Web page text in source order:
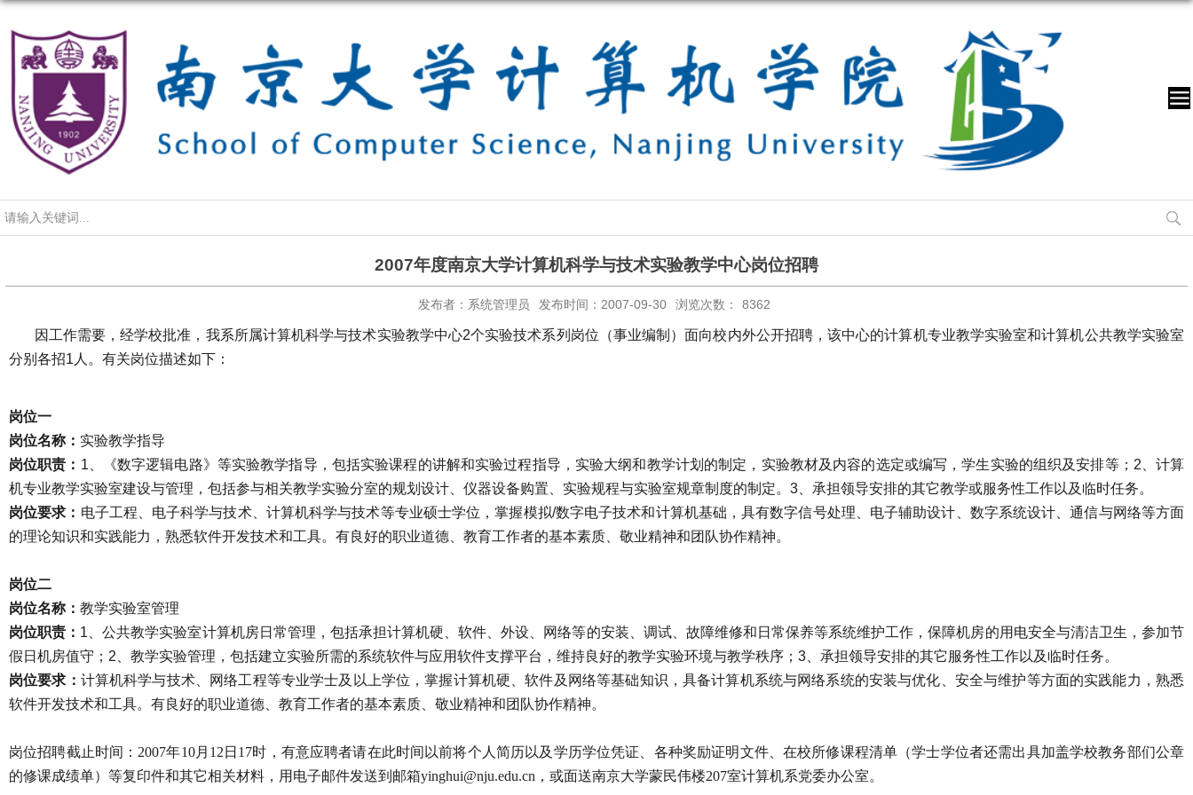
导航
2007年度南京大学计算机科学与技术实验教学中心岗位招聘
发布者：系统管理员 发布时间：2007-09-30 浏览次数： 8362
因工作需要，经学校批准，我系所属计算机科学与技术实验教学中心2个实验技术系列岗位（事业编制）面向校内外公开招聘，该中心的计算机专业教学实验室和计算机公共教学实验室
分别各招1 人。有关岗位描述如下：
岗位一
岗位名称： 实验教学指导
岗位职责： 1 、《数字逻辑电路》等实验教学指导，包括实验课程的讲解和实验过程指导，实验大纲和教学计划的制定，实验教材及内容的选定或编写，学生实验的组织及安排等； 2 、计算
机专业教学实验室建设与管理，包括参与相关教学实验分室的规划设计、仪器设备购置、实验规程与实验室规章制度的制定。 3 、承担领导安排的其它教学或服务性工作以及临时任务。
岗位要求： 电子工程、电子科学与技术、计算机科学与技术等专业硕士学位，掌握模拟/数字电子技术和计算机基础，具有数字信号处理、电子辅助设计、数字系统设计、通信与网络等方面
的理论知识和实践能力，熟悉软件开发技术和工具。有良好的职业道德、教育工作者的基本素质、敬业精神和团队协作精神。
岗位二
岗位名称： 教学实验室管理
岗位职责： 1 、公共教学实验室计算机房日常管理，包括承担计算机硬、软件、外设、网络等的安装、调试、故障维修和日常保养等系统维护工作，保障机房的用电安全与清洁卫生，参加节
假日机房值守； 2 、教学实验管理，包括建立实验所需的系统软件与应用软件支撑平台，维持良好的教学实验环境与教学秩序； 3 、承担领导安排的其它服务性工作以及临时任务。
岗位要求： 计算机科学与技术、网络工程等专业学士及以上学位，掌握计算机硬、软件及网络等基础知识，具备计算机系统与网络系统的安装与优化、安全与维护等方面的实践能力，熟悉
软件开发技术和工具。有良好的职业道德、教育工作者的基本素质、敬业精神和团队协作精神。
岗位招聘截止时间：2007年10月12日17时，有意应聘者请在此时间以前将个人简历以及学历学位凭证、各种奖励证明文件、在校所修课程清单（学士学位者还需出具加盖学校教务部们公章
的修课成绩单）等复印件和其它相关材料，用电子邮件发送到邮箱yinghui@nju.edu.cn ，或面送南京大学蒙民伟楼207室计算机系党委办公室。